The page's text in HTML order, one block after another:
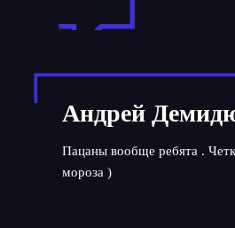
Андрей
Пацаны вообще ребята .
мороза )